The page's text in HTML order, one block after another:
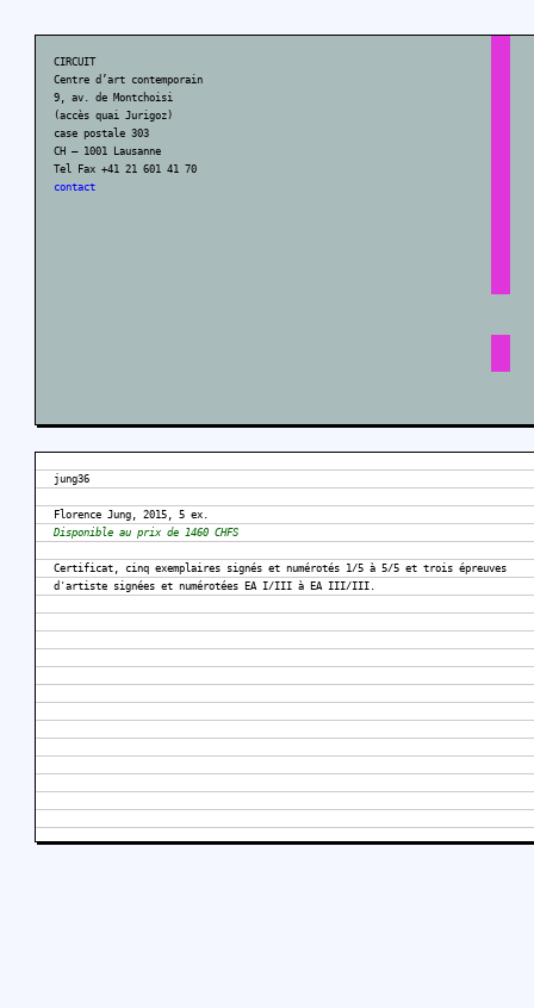
CIRCUIT
Centre d’art contemporain
9, av. de Montchoisi
(accès quai Jurigoz)
case postale 303
CH – 1001 Lausanne
Tel Fax +41 21 601 41 70
contact
jung36
Florence Jung, 2015, 5 ex.
Disponible au prix de 1460 CHFS
Certificat, cinq exemplaires signés et numérotés 1/5 à 5/5 et trois épreuves
d'artiste signées et numérotées EA I/III à EA III/III.